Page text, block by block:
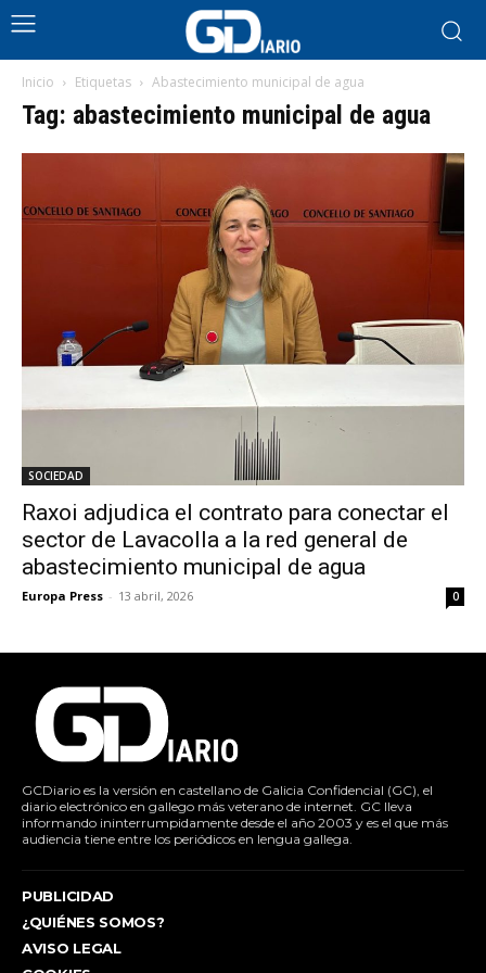
Inicio Etiquetas Abastecimiento municipal de agua
Tag: abastecimiento municipal de agua
SOCIEDAD
Raxoi adjudica el contrato para conectar el
sector de Lavacolla a la red general de
abastecimiento municipal de agua
Europa Press - 13 abril, 2026 0
GCDiario es la versión en castellano de Galicia Confidencial (GC), el
diario electrónico en gallego más veterano de internet. GC lleva
informando ininterrumpidamente desde el año 2003 y es el que más
audiencia tiene entre los periódicos en lengua gallega.
PUBLICIDAD
¿QUIÉNES SOMOS?
AVISO LEGAL